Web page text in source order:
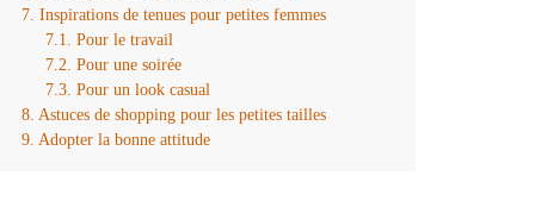
Inspirations de tenues pour petites femmes
Pour le travail
Pour une soirée
Pour un look casual
Astuces de shopping pour les petites tailles
Adopter la bonne attitude